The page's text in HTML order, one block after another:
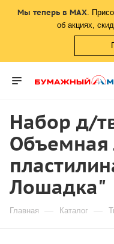
Мы теперь в MAX.
об акциях,
Набор д/
Объемная
Лошадка"
Главная — Каталог —